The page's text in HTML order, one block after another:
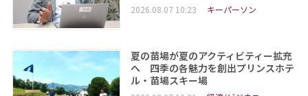
2026.08.07 10:23 キーパーソン
夏の苗場が夏のアクティビティー拡充
へ 四季の各魅力を創出プリンスホテ
ル・苗場スキー場